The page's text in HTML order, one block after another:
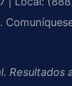
Resultados